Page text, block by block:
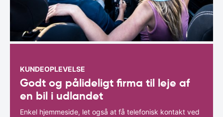
KUNDEOPLEVELSE
Godt og pålideligt firma til leje af
en bil i udlandet
Enkel hjemmeside, let også at få telefonisk kontakt ved